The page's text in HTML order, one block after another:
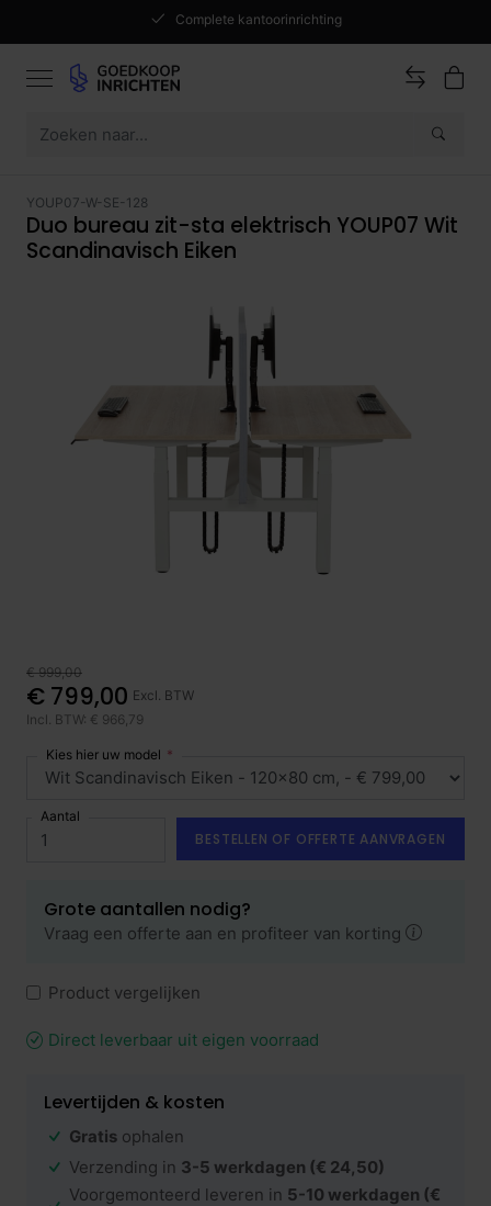
Complete kantoorinrichting
YOUP07-W-SE-128
Duo bureau zit-sta elektrisch YOUP07 Wit
Scandinavisch Eiken
€ 999,00
€ 799,00 Excl. BTW
Incl. BTW: € 966,79
Kies hier uw model
Aantal
BESTELLEN OF OFFERTE AANVRAGEN
Grote aantallen nodig?
Vraag een offerte aan en profiteer van korting
Product vergelijken
Direct leverbaar uit eigen voorraad
Levertijden & kosten
Gratis ophalen
Verzending in 3-5 werkdagen (€ 24,50)
Voorgemonteerd leveren in 5-10 werkdagen (€